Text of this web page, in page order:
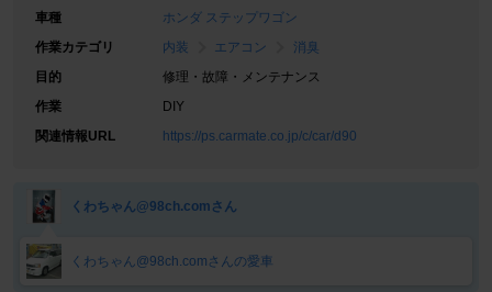
車種
ホンダ ステップワゴン
作業カテゴリ
内装 エアコン
消臭
目的
修理・故障・メンテナンス
作業
DIY
関連情報URL
https://ps.carmate.co.jp/c/car/d90
くわちゃん@98ch.comさん
くわちゃん@98ch.comさんの愛車